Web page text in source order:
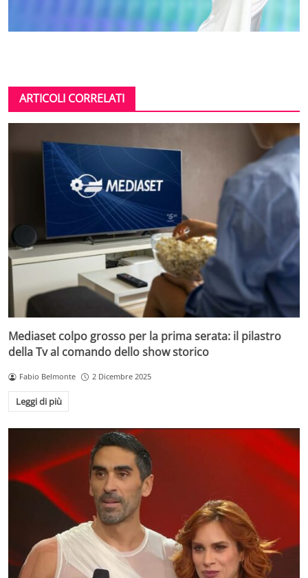
ARTICOLI CORRELATI
Mediaset colpo grosso per la prima serata: il pilastro
della Tv al comando dello show storico
Fabio Belmonte 2 Dicembre 2025
Leggi di più